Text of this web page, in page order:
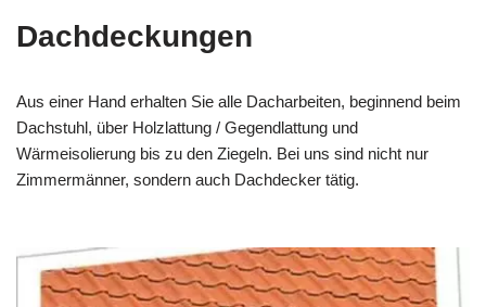
Dachdeckungen
Aus einer Hand erhalten Sie alle Dacharbeiten, beginnend beim
Dachstuhl, über Holzlattung / Gegendlattung und
Wärmeisolierung bis zu den Ziegeln. Bei uns sind nicht nur
Zimmermänner, sondern auch Dachdecker tätig.